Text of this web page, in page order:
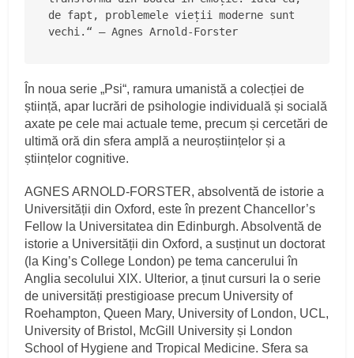
de fapt, problemele vieții moderne sunt
vechi.“ — Agnes Arnold-Forster
În noua serie „Psi“, ramura umanistă a colecției de
știință, apar lucrări de psihologie individuală și socială
axate pe cele mai actuale teme, precum și cercetări de
ultimă oră din sfera amplă a neuroștiințelor și a
științelor cognitive.
AGNES ARNOLD-FORSTER, absolventă de istorie a
Universității din Oxford, este în prezent Chancellor’s
Fellow la Universitatea din Edinburgh. Absolventă de
istorie a Universității din Oxford, a susținut un doctorat
(la King’s College London) pe tema cancerului în
Anglia secolului XIX. Ulterior, a ținut cursuri la o serie
de universități prestigioase precum University of
Roehampton, Queen Mary, University of London, UCL,
University of Bristol, McGill University și London
School of Hygiene and Tropical Medicine. Sfera sa